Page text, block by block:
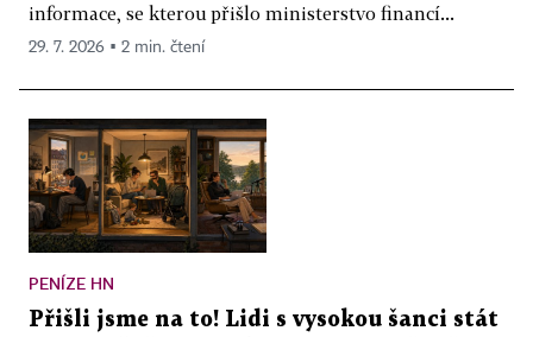
informace, se kterou přišlo ministerstvo financí...
29. 7. 2026 ▪ 2 min. čtení
PENÍZE HN
Přišli jsme na to! Lidi s vysokou šanci stát